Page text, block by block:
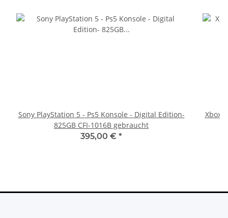
Sony PlayStation 5 - Ps5 Konsole - Digital Edition-
825GB CFI-1016B gebraucht
395,00 € *
Xbox